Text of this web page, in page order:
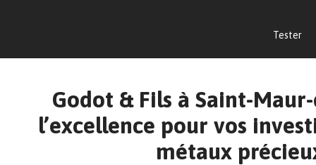
Tester
Godot & Fils à Saint-Maur-
l’excellence pour vos
métaux